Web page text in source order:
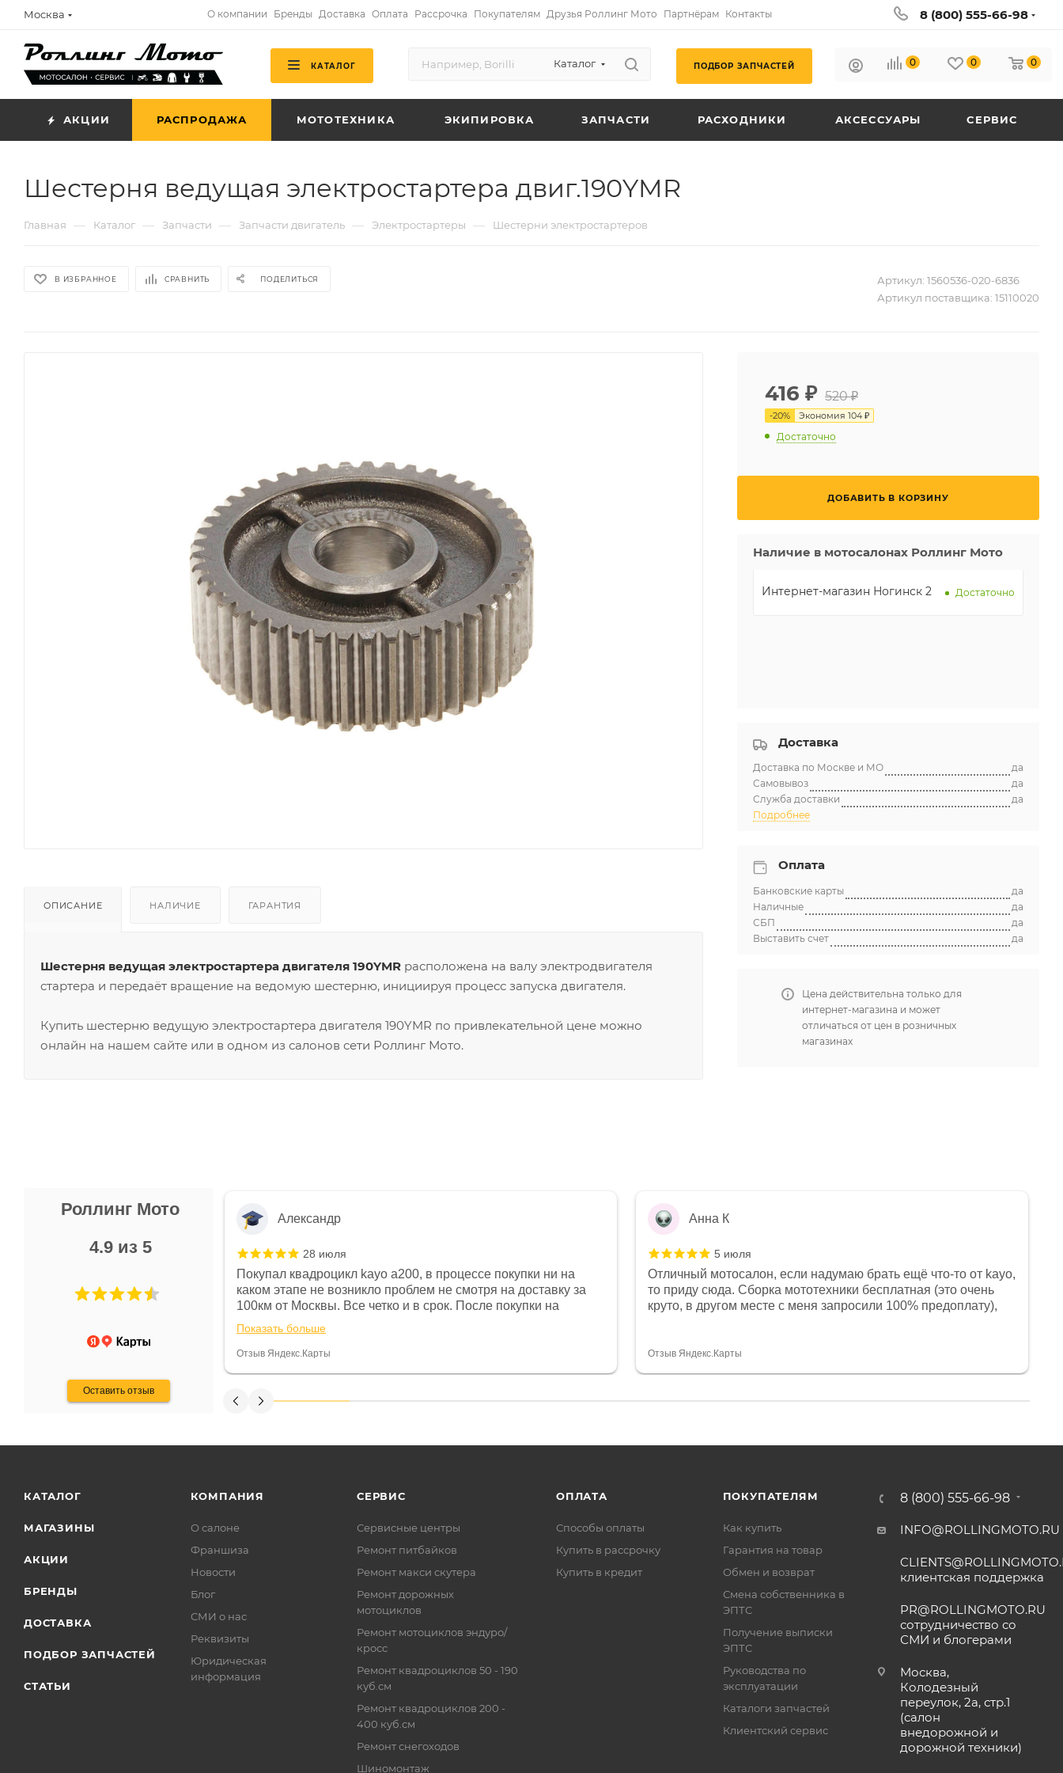
Москва О компании Бренды Доставка Оплата Рассрочка Покупателям Друзья Роллинг Мото Партнёрам Контакты 8 (800) 555-66-98
КАТАЛОГ Каталог ПОДБОР ЗАПЧАСТЕЙ 0 0 0
АКЦИИ РАСПРОДАЖА МОТОТЕХНИКА ЭКИПИРОВКА ЗАПЧАСТИ РАСХОДНИКИ АКСЕССУАРЫ СЕРВИС
Шестерня ведущая электростартера двиг.190YMR
Главная — Каталог — Запчасти — Запчасти двигатель — Электростартеры — Шестерни электростартеров
В ИЗБРАННОЕ СРАВНИТЬ ПОДЕЛИТЬСЯ Артикул: 1560536-020-6836
Артикул поставщика: 15110020
ОПИСАНИЕ НАЛИЧИЕ ГАРАНТИЯ
Шестерня ведущая электростартера двигателя 190YMR расположена на валу электродвигателя
стартера и передаёт вращение на ведомую шестерню, инициируя процесс запуска двигателя.
Купить шестерню ведущую электростартера двигателя 190YMR по привлекательной цене можно
онлайн на нашем сайте или в одном из салонов сети Роллинг Мото.
416 ₽ 520 ₽
-20% Экономия 104 ₽
Достаточно
ДОБАВИТЬ В КОРЗИНУ
Наличие в мотосалонах Роллинг Мото
Интернет-магазин Ногинск 2 Достаточно
Доставка
Доставка по Москве и МО
да
Самовывоз
да
Служба доставки
да
Подробнее
Оплата
Банковские карты
да
Наличные
да
СБП
да
Выставить счет
да
Цена действительна только для
интернет-магазина и может
отличаться от цен в розничных
магазинах
Роллинг Мото
4.9 из 5
Оставить отзыв
Не понравились условия
и дают только на год)
Александр
28 июля
Покупал квадроцикл kayo a200, в процессе покупки ни на
каком этапе не возникло проблем не смотря на доставку за
100км от Москвы. Все четко и в срок. После покупки на
спидометре всегда был 0, при этом представители магазина
постоянно были на связи и в итоге проблема была решена.
Считаю, что это говорит о небезразличии к клиенту после
Показать больше
Отзыв Яндекс.Карты
Анна К
5 июля
Отличный мотосалон, если надумаю брать ещё что-то от kayo,
то приду сюда. Сборка мототехники бесплатная (это очень
круто, в другом месте с меня запросили 100% предоплату),
спасибо отдельное, всегда на связи, очень детально всё
Отзыв Яндекс.Карты
КАТАЛОГ
МАГАЗИНЫ
АКЦИИ
БРЕНДЫ
ДОСТАВКА
ПОДБОР ЗАПЧАСТЕЙ
СТАТЬИ
КОМПАНИЯ
О салоне
Франшиза
Новости
Блог
СМИ о нас
Реквизиты
Юридическая
информация
СЕРВИС
Сервисные центры
Ремонт питбайков
Ремонт макси скутера
Ремонт дорожных
мотоциклов
Ремонт мотоциклов эндуро/
кросс
Ремонт квадроциклов 50 - 190
куб.см
Ремонт квадроциклов 200 -
400 куб.см
Ремонт снегоходов
Шиномонтаж
ОПЛАТА
Способы оплаты
Купить в рассрочку
Купить в кредит
ПОКУПАТЕЛЯМ
Как купить
Гарантия на товар
Обмен и возврат
Смена собственника в
ЭПТС
Получение выписки
ЭПТС
Руководства по
эксплуатации
Каталоги запчастей
Клиентский сервис
8 (800) 555-66-98
INFO@ROLLINGMOTO.RU
клиентская поддержка
PR@ROLLINGMOTO.RU
сотрудничество со
СМИ и блогерами
Москва,
Колодезный
переулок, 2а, стр.1
(салон
внедорожной и
дорожной техники)